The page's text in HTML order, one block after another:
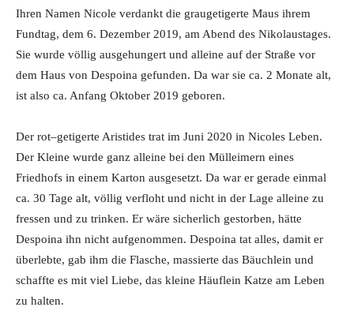
Ihren Namen Nicole verdankt die graugetigerte Maus ihrem
Fundtag, dem 6. Dezember 2019, am Abend des Nikolaustages.
Sie wurde völlig ausgehungert und alleine auf der Straße vor
dem Haus von Despoina gefunden. Da war sie ca. 2 Monate alt,
ist also ca. Anfang Oktober 2019 geboren.
Der rot–getigerte Aristides trat im Juni 2020 in Nicoles Leben.
Der Kleine wurde ganz alleine bei den Mülleimern eines
Friedhofs in einem Karton ausgesetzt. Da war er gerade einmal
ca. 30 Tage alt, völlig verfloht und nicht in der Lage alleine zu
fressen und zu trinken. Er wäre sicherlich gestorben, hätte
Despoina ihn nicht aufgenommen. Despoina tat alles, damit er
überlebte, gab ihm die Flasche, massierte das Bäuchlein und
schaffte es mit viel Liebe, das kleine Häuflein Katze am Leben
zu halten.